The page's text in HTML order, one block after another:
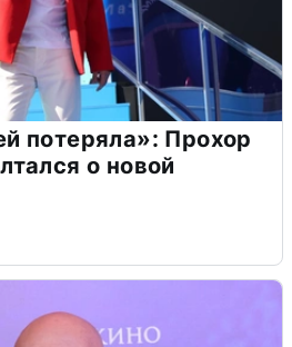
потеряла»: Прохор
о новой